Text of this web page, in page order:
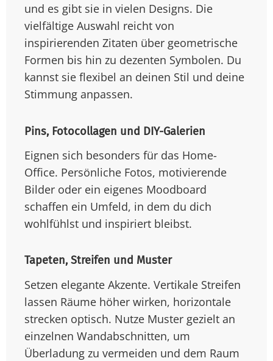
und es gibt sie in vielen Designs. Die
vielfältige Auswahl reicht von
inspirierenden Zitaten über geometrische
Formen bis hin zu dezenten Symbolen. Du
kannst sie flexibel an deinen Stil und deine
Stimmung anpassen.
Pins, Fotocollagen und DIY-Galerien
Eignen sich besonders für das Home-
Office. Persönliche Fotos, motivierende
Bilder oder ein eigenes Moodboard
schaffen ein Umfeld, in dem du dich
wohlfühlst und inspiriert bleibst.
Tapeten, Streifen und Muster
Setzen elegante Akzente. Vertikale Streifen
lassen Räume höher wirken, horizontale
strecken optisch. Nutze Muster gezielt an
einzelnen Wandabschnitten, um
Überladung zu vermeiden und dem Raum